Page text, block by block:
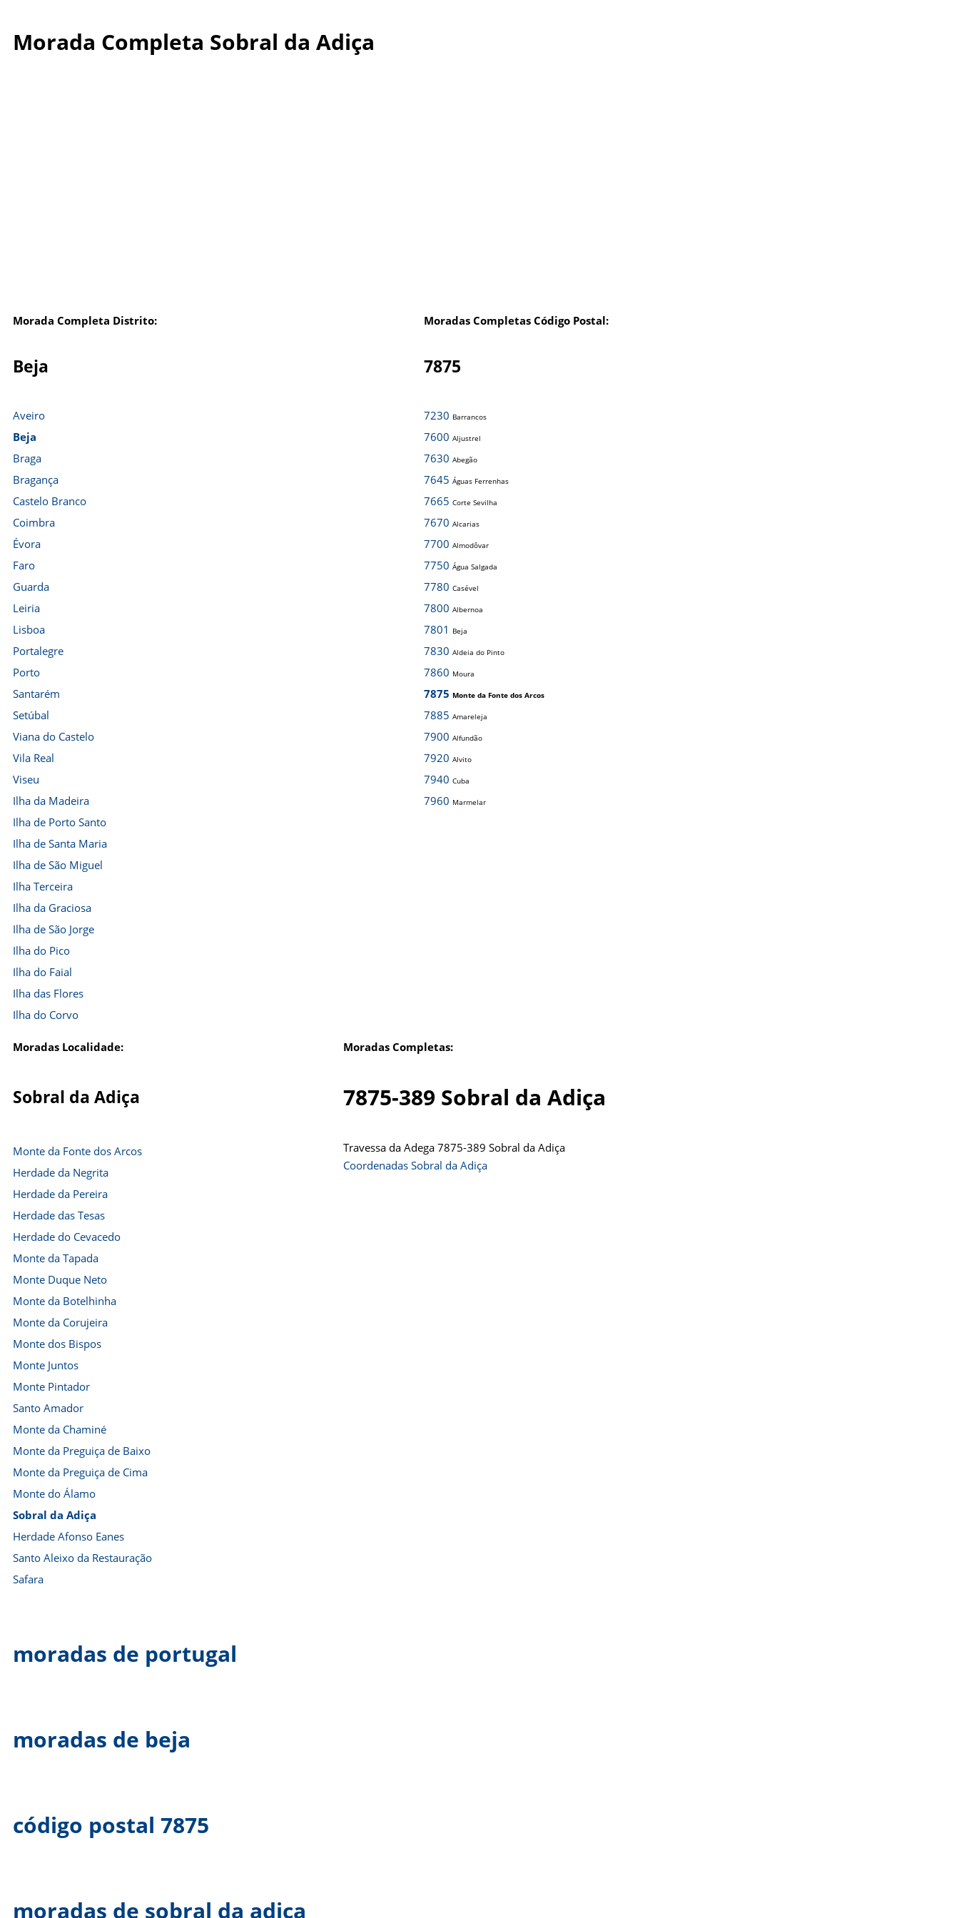
Morada Completa Sobral da Adiça
Morada Completa Distrito: Moradas Completas Código Postal:
Beja 7875
Aveiro
Beja
Braga
Bragança
Castelo Branco
Coimbra
Évora
Faro
Guarda
Leiria
Lisboa
Portalegre
Porto
Santarém
Setúbal
Viana do Castelo
Vila Real
Viseu
Ilha da Madeira
Ilha de Porto Santo
Ilha de Santa Maria
Ilha de São Miguel
Ilha Terceira
Ilha da Graciosa
Ilha de São Jorge
Ilha do Pico
Ilha do Faial
Ilha das Flores
Ilha do Corvo
7230 Barrancos
7600 Aljustrel
7630 Abegão
7645 Águas Ferrenhas
7665 Corte Sevilha
7670 Alcarias
7700 Almodôvar
7750 Água Salgada
7780 Casével
7800 Albernoa
7801 Beja
7830 Aldeia do Pinto
7860 Moura
7875 Monte da Fonte dos Arcos
7885 Amareleja
7900 Alfundão
7920 Alvito
7940 Cuba
7960 Marmelar
Moradas Localidade: Moradas Completas:
Sobral da Adiça 7875-389 Sobral da Adiça
Monte da Fonte dos Arcos
Herdade da Negrita
Herdade da Pereira
Herdade das Tesas
Herdade do Cevacedo
Monte da Tapada
Monte Duque Neto
Monte da Botelhinha
Monte da Corujeira
Monte dos Bispos
Monte Juntos
Monte Pintador
Santo Amador
Monte da Chaminé
Monte da Preguiça de Baixo
Monte da Preguiça de Cima
Monte do Álamo
Sobral da Adiça
Herdade Afonso Eanes
Santo Aleixo da Restauração
Safara
Travessa da Adega 7875-389 Sobral da Adiça
Coordenadas Sobral da Adiça
moradas de portugal
moradas de beja
código postal 7875
moradas de sobral da adiça